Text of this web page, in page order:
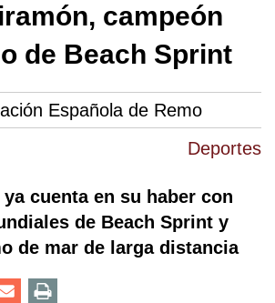
Deportes
campeón
de Beach Sprint
Española de Remo
cuenta en su haber con
de Beach Sprint y
de mar de larga distancia